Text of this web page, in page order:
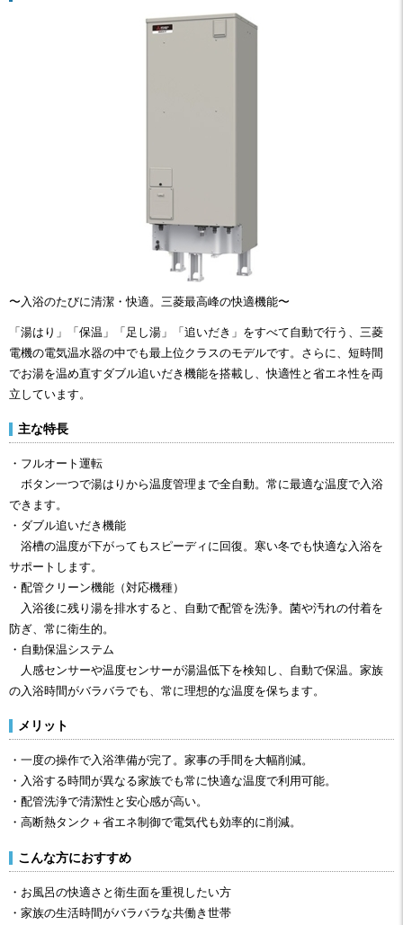
〜入浴のたびに清潔・快適。三菱最高峰の快適機能〜
「湯はり」「保温」「足し湯」「追いだき」をすべて自動で行う、三菱
電機の電気温水器の中でも最上位クラスのモデルです。さらに、短時間
でお湯を温め直すダブル追いだき機能を搭載し、快適性と省エネ性を両
立しています。
主な特長
・フルオート運転
ボタン一つで湯はりから温度管理まで全自動。常に最適な温度で入浴
できます。
・ダブル追いだき機能
浴槽の温度が下がってもスピーディに回復。寒い冬でも快適な入浴を
サポートします。
・配管クリーン機能（対応機種）
入浴後に残り湯を排水すると、自動で配管を洗浄。菌や汚れの付着を
防ぎ、常に衛生的。
・自動保温システム
人感センサーや温度センサーが湯温低下を検知し、自動で保温。家族
の入浴時間がバラバラでも、常に理想的な温度を保ちます。
メリット
・一度の操作で入浴準備が完了。家事の手間を大幅削減。
・入浴する時間が異なる家族でも常に快適な温度で利用可能。
・配管洗浄で清潔性と安心感が高い。
・高断熱タンク＋省エネ制御で電気代も効率的に削減。
こんな方におすすめ
・お風呂の快適さと衛生面を重視したい方
・家族の生活時間がバラバラな共働き世帯